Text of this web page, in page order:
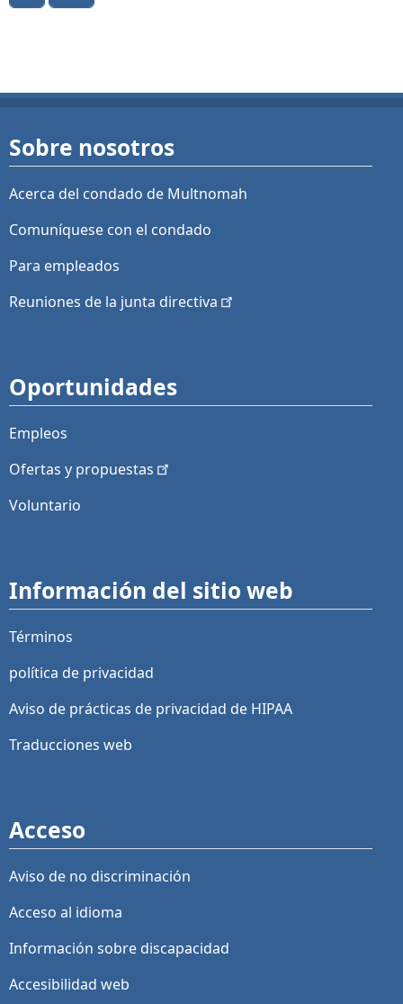
Sobre nosotros
Acerca del condado de Multnomah
Comuníquese con el condado
Para empleados
Reuniones de la junta directiva
Oportunidades
Empleos
Ofertas y propuestas
Voluntario
Información del sitio web
Términos
política de privacidad
Aviso de prácticas de privacidad de HIPAA
Traducciones web
Acceso
Aviso de no discriminación
Acceso al idioma
Información sobre discapacidad
Accesibilidad web